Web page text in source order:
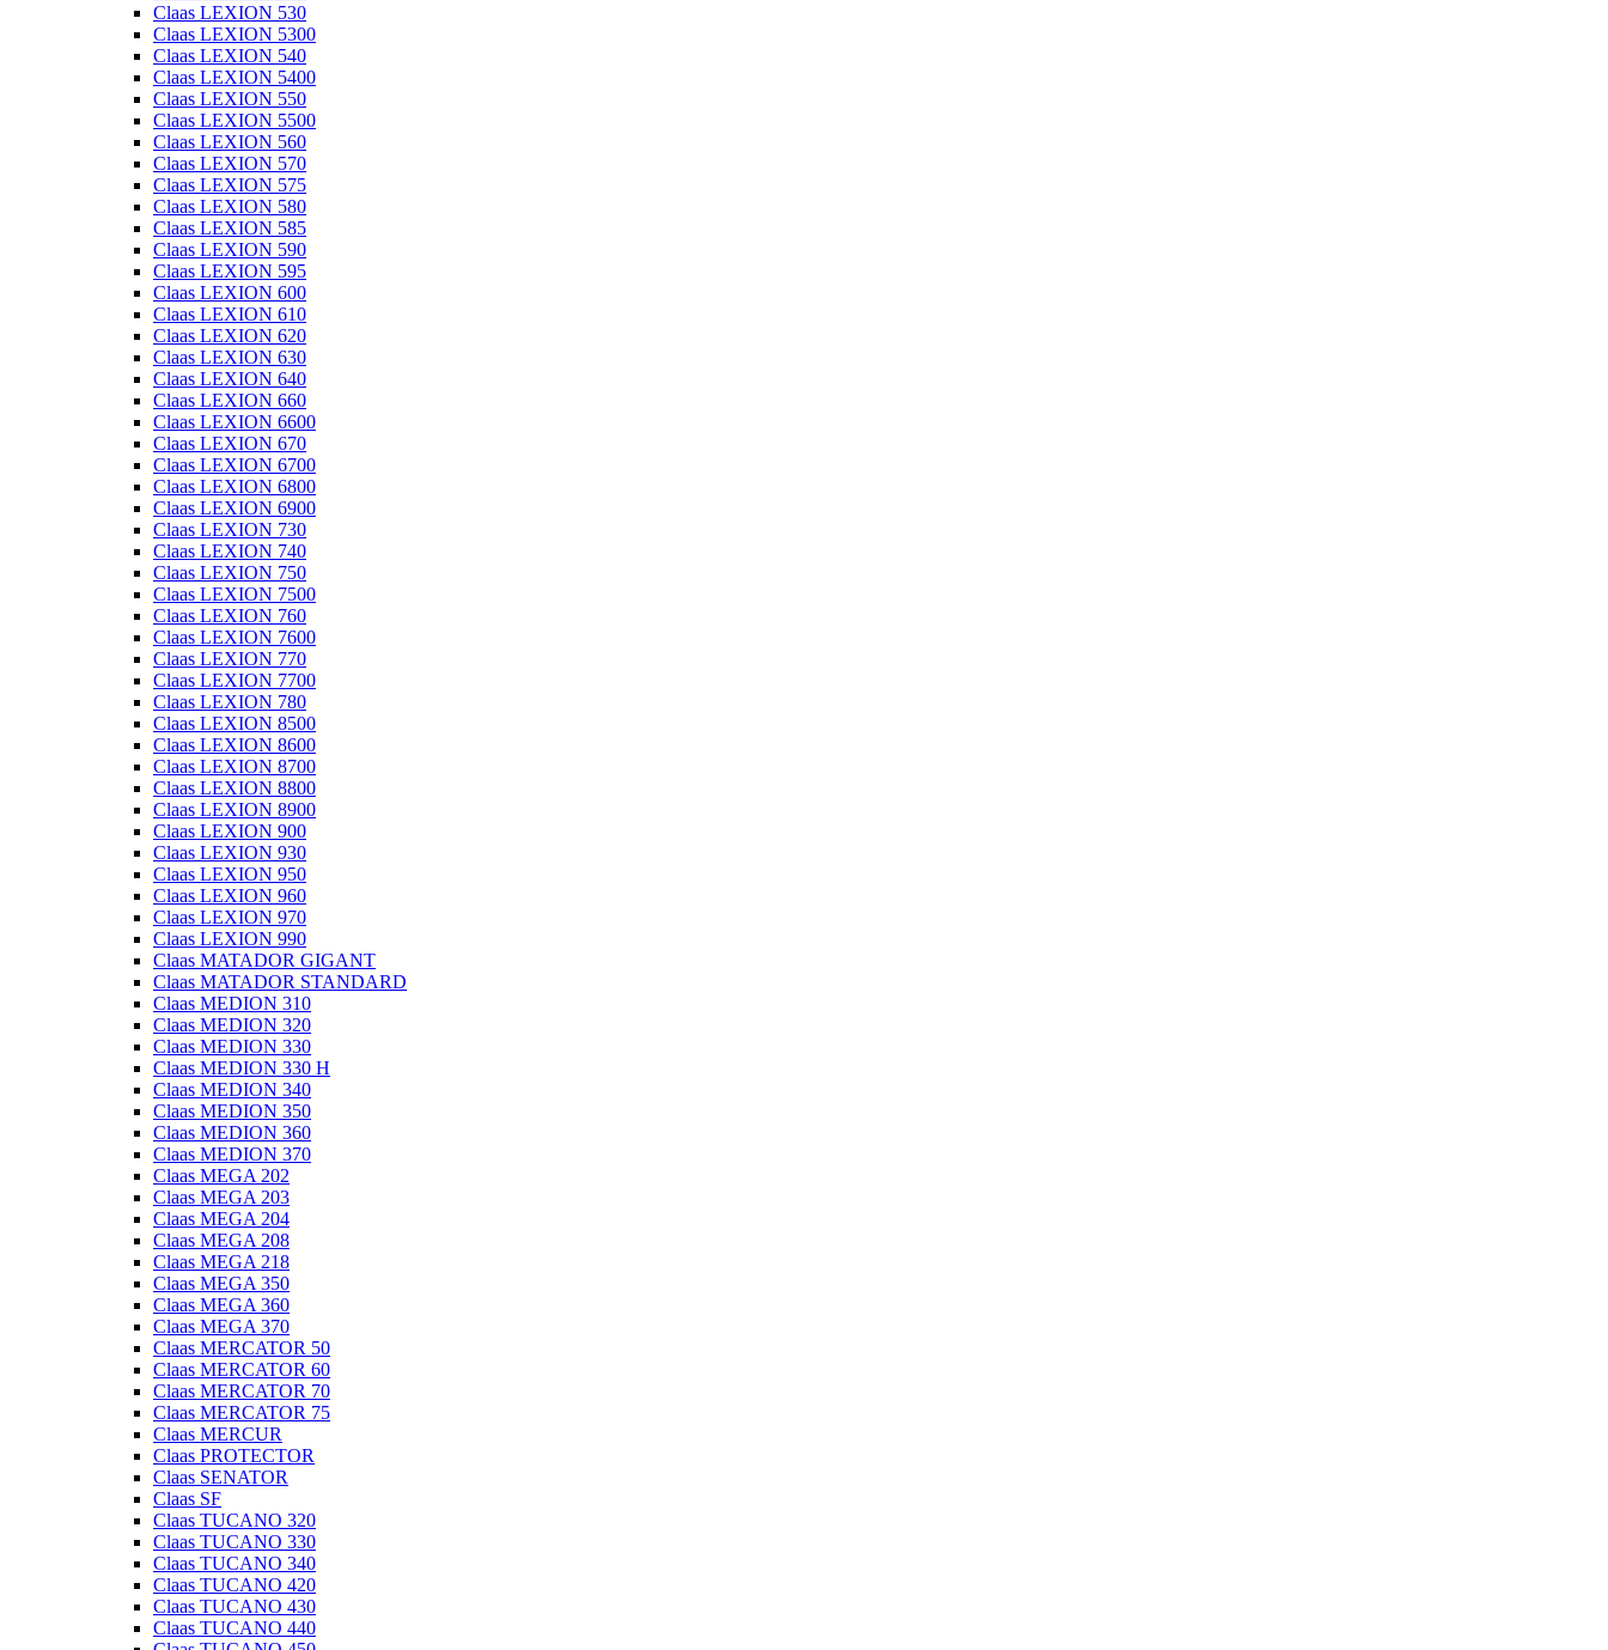
Claas LEXION 530
Claas LEXION 5300
Claas LEXION 540
Claas LEXION 5400
Claas LEXION 550
Claas LEXION 5500
Claas LEXION 560
Claas LEXION 570
Claas LEXION 575
Claas LEXION 580
Claas LEXION 585
Claas LEXION 590
Claas LEXION 595
Claas LEXION 600
Claas LEXION 610
Claas LEXION 620
Claas LEXION 630
Claas LEXION 640
Claas LEXION 660
Claas LEXION 6600
Claas LEXION 670
Claas LEXION 6700
Claas LEXION 6800
Claas LEXION 6900
Claas LEXION 730
Claas LEXION 740
Claas LEXION 750
Claas LEXION 7500
Claas LEXION 760
Claas LEXION 7600
Claas LEXION 770
Claas LEXION 7700
Claas LEXION 780
Claas LEXION 8500
Claas LEXION 8600
Claas LEXION 8700
Claas LEXION 8800
Claas LEXION 8900
Claas LEXION 900
Claas LEXION 930
Claas LEXION 950
Claas LEXION 960
Claas LEXION 970
Claas LEXION 990
Claas MATADOR GIGANT
Claas MATADOR STANDARD
Claas MEDION 310
Claas MEDION 320
Claas MEDION 330
Claas MEDION 330 H
Claas MEDION 340
Claas MEDION 350
Claas MEDION 360
Claas MEDION 370
Claas MEGA 202
Claas MEGA 203
Claas MEGA 204
Claas MEGA 208
Claas MEGA 218
Claas MEGA 350
Claas MEGA 360
Claas MEGA 370
Claas MERCATOR 50
Claas MERCATOR 60
Claas MERCATOR 70
Claas MERCATOR 75
Claas MERCUR
Claas PROTECTOR
Claas SENATOR
Claas SF
Claas TUCANO 320
Claas TUCANO 330
Claas TUCANO 340
Claas TUCANO 420
Claas TUCANO 430
Claas TUCANO 440